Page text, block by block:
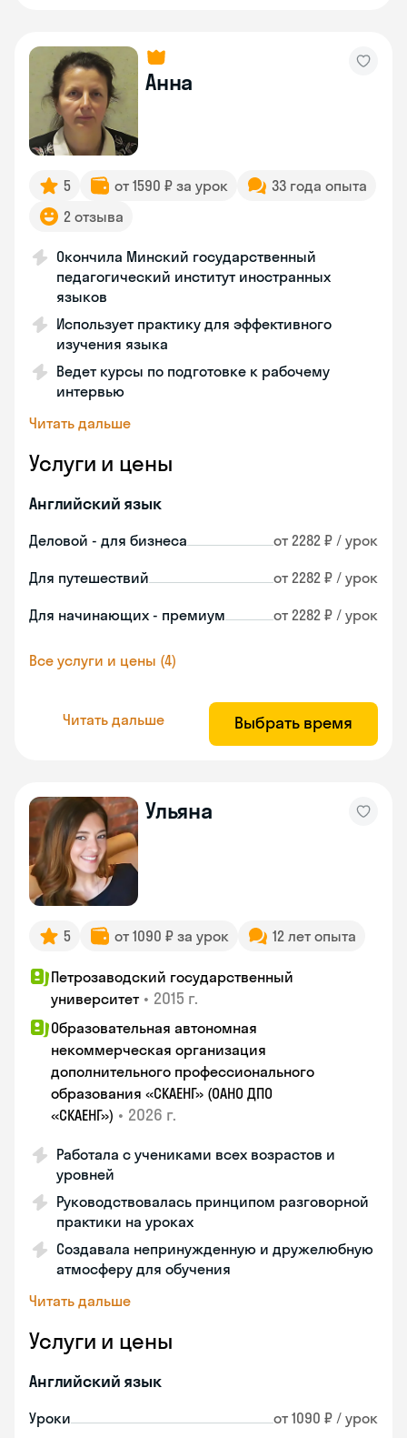
Анна
5 от 1590 ₽ за урок
33 года опыта
2 отзыва
Окончила Минский государственный
педагогический институт иностранных
языков
Использует практику для эффективного
изучения языка
Ведет курсы по подготовке к рабочему
интервью
Читать дальше
Услуги и цены
Английский язык
Деловой - для бизнеса от 2282 ₽ / урок
Для путешествий от 2282 ₽ / урок
Для начинающих - премиум от 2282 ₽ / урок
Все услуги и цены (4)
Читать дальше Выбрать время
Ульяна
5 от 1090 ₽ за урок 12 лет опыта
Петрозаводский государственный
университет • 2015 г.
Образовательная автономная
некоммерческая организация
дополнительного профессионального
образования «СКАЕНГ» (ОАНО ДПО
«СКАЕНГ») • 2026 г.
Работала с учениками всех возрастов и
уровней
Руководствовалась принципом разговорной
практики на уроках
Создавала непринужденную и дружелюбную
атмосферу для обучения
Читать дальше
Услуги и цены
Английский язык
Уроки от 1090 ₽ / урок